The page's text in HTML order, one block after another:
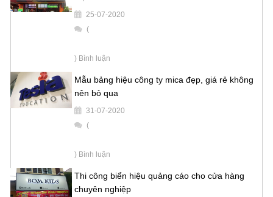
25-07-2020
(
) Bình luận
Mẫu bảng hiệu công ty mica đẹp, giá rẻ không
nên bỏ qua
31-07-2020
(
) Bình luận
Thi công biển hiệu quảng cáo cho cửa hàng
chuyên nghiệp